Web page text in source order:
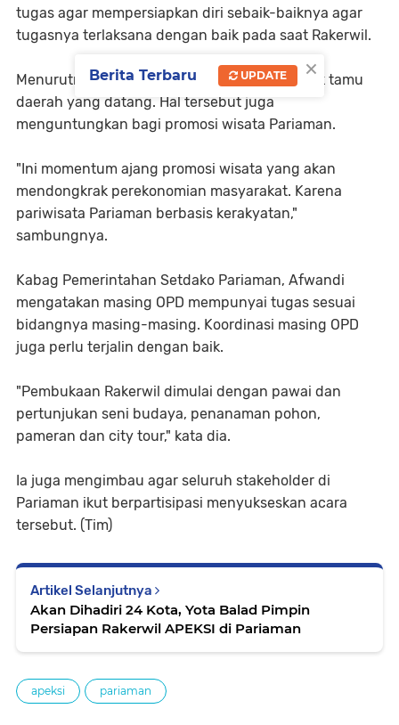
tugas agar mempersiapkan diri sebaik-baiknya agar
tugasnya terlaksana dengan baik pada saat Rakerwil.
Menurutnya pada acara tersebut akan banyak tamu
daerah yang datang. Hal tersebut juga
menguntungkan bagi promosi wisata Pariaman.
"Ini momentum ajang promosi wisata yang akan
mendongkrak perekonomian masyarakat. Karena
pariwisata Pariaman berbasis kerakyatan,"
sambungnya.
Kabag Pemerintahan Setdako Pariaman, Afwandi
mengatakan masing OPD mempunyai tugas sesuai
bidangnya masing-masing. Koordinasi masing OPD
juga perlu terjalin dengan baik.
"Pembukaan Rakerwil dimulai dengan pawai dan
pertunjukan seni budaya, penanaman pohon,
pameran dan city tour," kata dia.
Ia juga mengimbau agar seluruh stakeholder di
Pariaman ikut berpartisipasi menyukseskan acara
tersebut. (Tim)
Artikel Selanjutnya
Akan Dihadiri 24 Kota, Yota Balad Pimpin
Persiapan Rakerwil APEKSI di Pariaman
apeksi pariaman
×
Berita Terbaru UPDATE